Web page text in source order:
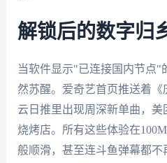
解锁后的数字归
当软件显示"已连接国内节点"
然苏醒。爱奇艺首页推送着
云日推里出现周深新单曲，
烧烤店。所有这些体验在
般顺滑，甚至连斗鱼弹幕都